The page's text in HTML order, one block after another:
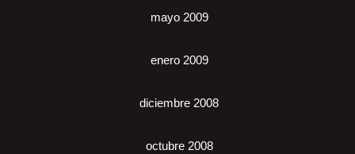
mayo 2009
enero 2009
diciembre 2008
octubre 2008